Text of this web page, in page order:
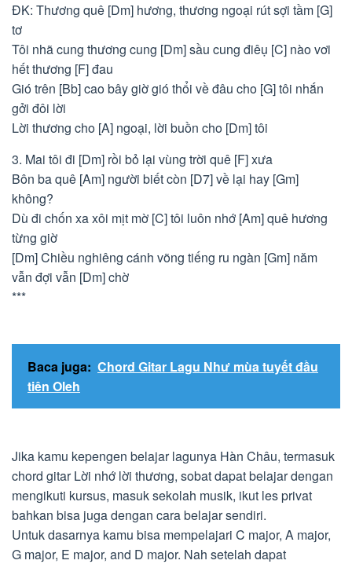
ĐK: Thương quê [Dm] hương, thương ngoại rút sợi tầm [G]
tơ
Tôi nhã cung thương cung [Dm] sầu cung điêụ [C] nào vơi
hết thương [F] đau
Gió trên [Bb] cao bây giờ gió thổi về đâu cho [G] tôi nhắn
gởi đôi lời
Lời thương cho [A] ngoại, lời buồn cho [Dm] tôi
3. Mai tôi đi [Dm] rồi bỏ lại vùng trời quê [F] xưa
Bôn ba quê [Am] người biết còn [D7] về lại hay [Gm]
không?
Dù đi chốn xa xôi mịt mờ [C] tôi luôn nhớ [Am] quê hương
từng giờ
[Dm] Chiều nghiêng cánh võng tiếng ru ngàn [Gm] năm
vẫn đợi vẫn [Dm] chờ
***
Baca juga: Chord Gitar Lagu Như mùa tuyết đầu
tiên Oleh
Jika kamu kepengen belajar lagunya Hàn Châu, termasuk
chord gitar Lời nhớ lời thương, sobat dapat belajar dengan
mengikuti kursus, masuk sekolah musik, ikut les privat
bahkan bisa juga dengan cara belajar sendiri.
Untuk dasarnya kamu bisa mempelajari C major, A major,
G major, E major, and D major. Nah setelah dapat